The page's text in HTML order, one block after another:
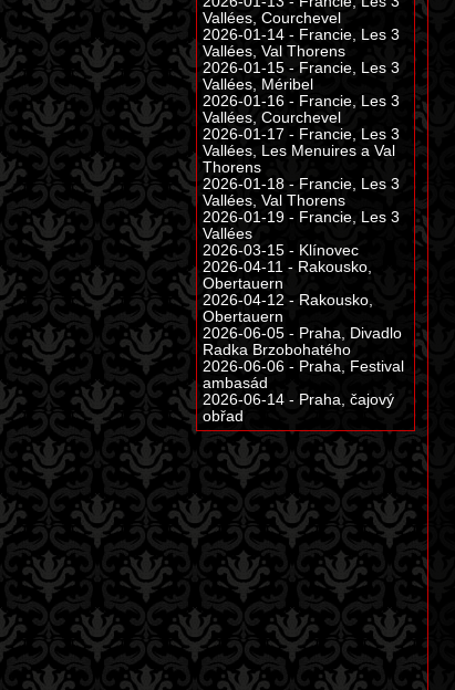
Vallées, Courchevel
2026-01-14 - Francie, Les 3
Vallées, Val Thorens
2026-01-15 - Francie, Les 3
Vallées, Méribel
2026-01-16 - Francie, Les 3
Vallées, Courchevel
2026-01-17 - Francie, Les 3
Vallées, Les Menuires a Val
Thorens
2026-01-18 - Francie, Les 3
Vallées, Val Thorens
2026-01-19 - Francie, Les 3
Vallées
2026-03-15 - Klínovec
2026-04-11 - Rakousko,
Obertauern
2026-04-12 - Rakousko,
Obertauern
2026-06-05 - Praha, Divadlo
Radka Brzobohatého
2026-06-06 - Praha, Festival
ambasád
2026-06-14 - Praha, čajový
obřad